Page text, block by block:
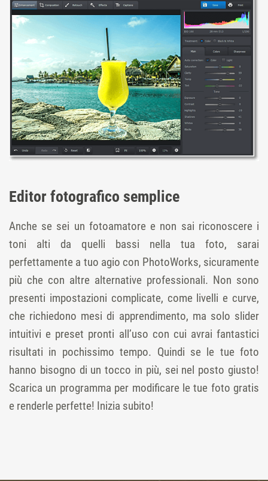
Editor fotografico semplice
Anche se sei un fotoamatore e non sai riconoscere i
toni alti da quelli bassi nella tua foto, sarai
perfettamente a tuo agio con PhotoWorks, sicuramente
più che con altre alternative professionali. Non sono
presenti impostazioni complicate, come livelli e curve,
che richiedono mesi di apprendimento, ma solo slider
intuitivi e preset pronti all’uso con cui avrai fantastici
risultati in pochissimo tempo. Quindi se le tue foto
hanno bisogno di un tocco in più, sei nel posto giusto!
Scarica un programma per modificare le tue foto gratis
e renderle perfette! Inizia subito!